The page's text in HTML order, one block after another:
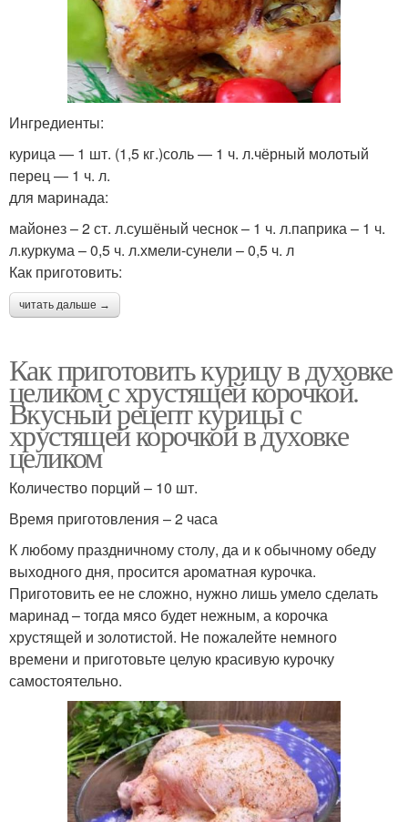
Ингредиенты:
курица — 1 шт. (1,5 кг.)соль — 1 ч. л.чёрный молотый
перец — 1 ч. л.
для маринада:
майонез – 2 ст. л.сушёный чеснок – 1 ч. л.паприка – 1 ч.
л.куркума – 0,5 ч. л.хмели-сунели – 0,5 ч. л
Как приготовить:
читать дальше →
Как приготовить курицу в духовке
целиком с хрустящей корочкой.
Вкусный рецепт курицы с
хрустящей корочкой в духовке
целиком
Количество порций – 10 шт.
Время приготовления – 2 часа
К любому праздничному столу, да и к обычному обеду
выходного дня, просится ароматная курочка.
Приготовить ее не сложно, нужно лишь умело сделать
маринад – тогда мясо будет нежным, а корочка
хрустящей и золотистой. Не пожалейте немного
времени и приготовьте целую красивую курочку
самостоятельно.